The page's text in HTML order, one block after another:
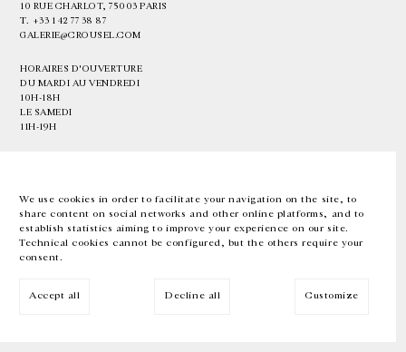
We use cookies in order to facilitate your navigation on the site, to
share content on social networks and other online platforms, and to
establish statistics aiming to improve your experience on our site.
Technical cookies cannot be configured, but the others require your
consent.
Accept all Decline all Customize
10 RUE CHARLOT, 75003 PARIS
T. +33 1 42 77 38 87
GALERIE@CROUSEL.COM
HORAIRES D'OUVERTURE
DU MARDI AU VENDREDI
10H-18H
LE SAMEDI
11H-19H
EN FR 中文 Facebook Instagram
Inscrivez-vous à notre newsletter